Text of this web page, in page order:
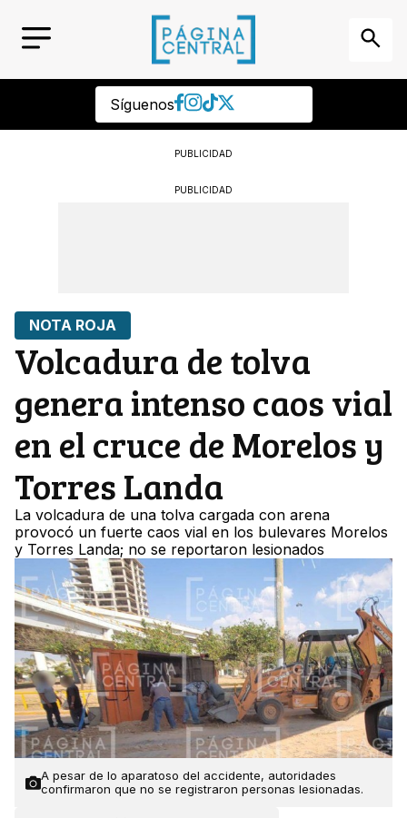
Síguenos
PUBLICIDAD
PUBLICIDAD
NOTA ROJA
Volcadura de tolva
genera intenso caos vial
en el cruce de Morelos y
Torres Landa
La volcadura de una tolva cargada con arena
provocó un fuerte caos vial en los bulevares Morelos
y Torres Landa; no se reportaron lesionados
A pesar de lo aparatoso del accidente, autoridades
confirmaron que no se registraron personas lesionadas.